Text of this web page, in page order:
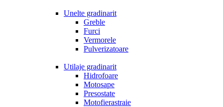
Unelte gradinarit
Greble
Furci
Vermorele
Pulverizatoare
Utilaje gradinarit
Hidrofoare
Motosape
Presostate
Motofierastraie